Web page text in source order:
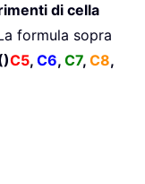
di cella
formula sopra
C5, C6, C7, C8,